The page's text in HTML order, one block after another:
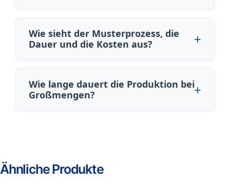
Wie sieht der Musterprozess, die
Dauer und die Kosten aus?
Wie lange dauert die Produktion bei
Großmengen?
Ähnliche Produkte